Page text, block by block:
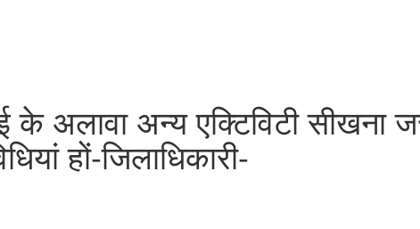
अलावा अन्य एक्टिविटी सीखना
हों-जिलाधिकारी-